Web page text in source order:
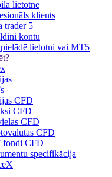
lietotne
klients
trader 5
kontu
lietotni vai MT5
CFD
CFD
CFD
CFD
fondi CFD
specifikācija